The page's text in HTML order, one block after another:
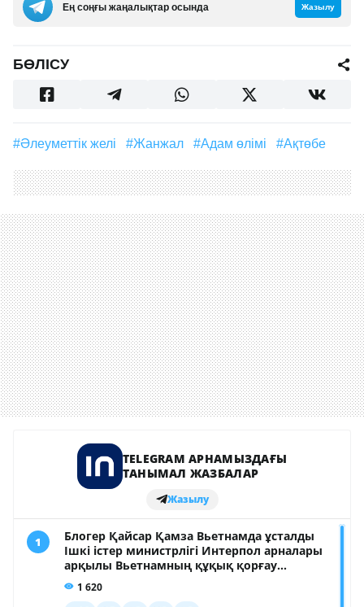
Ең соңғы жаңалықтар осында Жазылу
БӨЛІСУ
#Әлеуметтік желі #жанжал #адам өлімі #Ақтөбе